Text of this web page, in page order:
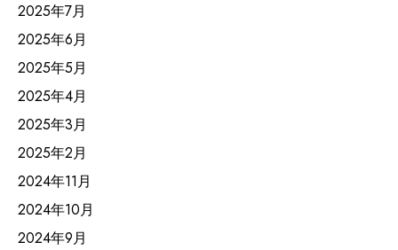
2025年7月
2025年6月
2025年5月
2025年4月
2025年3月
2025年2月
2024年11月
2024年10月
2024年9月